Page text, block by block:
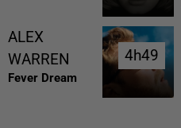
ALEX
WARREN
Fever Dream
4h49
4h49